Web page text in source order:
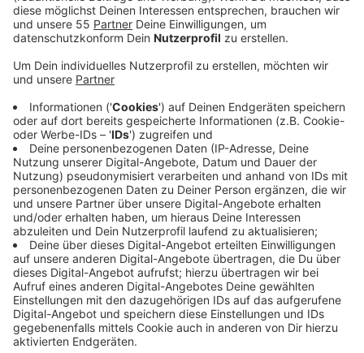
Veröffentlicht:Sonntag, 31.05.2026 16:02
Doch der Kunstraub ist nur Teil eines viel größeren
Plans. In Wahrheit will Berlin sich am Herzog und der
Herzogin von Málaga rächen, die versucht haben, ihn zu
erpressen. Für den Coup versammelt er erneut seine
eingespielte Bande um Keila (Michelle Jenner),
Cameron (Begoña Vargas), Roi (Julio Peña Fernández)
und Bruce (Joel Sánchez). Neu dabei ist Candela (Inma
Cuesta), für die Berlin sofort Gefühle
entwickelt.Streaming-Dienst: Netflix
Anzeige